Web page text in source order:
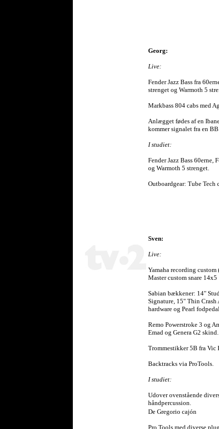
Georg:
Live:
Fender Jazz Bass fra
strenget og Warmoth 5
Markbass 804 cabs med
Anlægget fødes af en
kommer signalet fra en
I studiet:
Fender Jazz Bass 60erne,
og Warmoth 5 strenget.
Outboardgear: Tube Tech
Sven:
Live:
Yamaha recording
Master custom snare 14x5
Sabian bækkener: 14"
Signature, 15" Thin
hardware og Pearl
Remo Powerstroke 3 og
Emad og Genera G2 skind.
Trommestikker 5B fra Vic
Backtracks via ProTools.
I studiet:
Udover ovenstående
håndpercussion.
De Gregorio cajón
Pro Tools med diverse